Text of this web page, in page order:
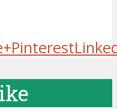
Pinterest